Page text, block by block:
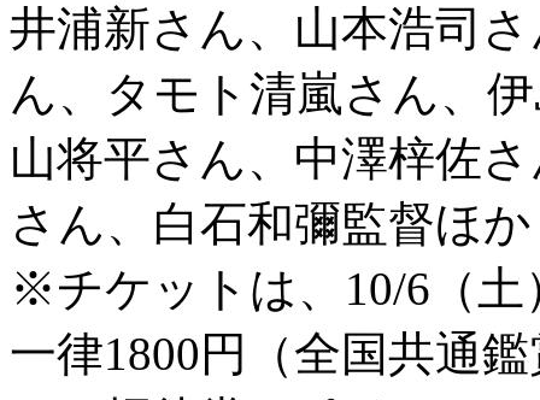
井浦新さん、山本浩司
ん、タモト清嵐さん、
山将平さん、中澤梓佐
さん、白石和彌監督ほか
※チケットは、10/6（
一律1800円（全国共通